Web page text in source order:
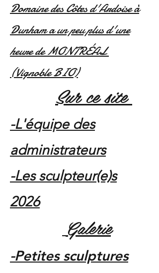
Domaine des Côtes d'Ardoise à
Dunham a un peu plus d'une
heure de MONTRÉAL
(Vignoble BIO)
Sur ce site
-L'équipe des
administrateurs
-Les sculpteur(e)s
2026
Galerie
​-Petites sculptures